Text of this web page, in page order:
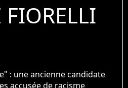
: une ancienne candidate
accusée de racisme